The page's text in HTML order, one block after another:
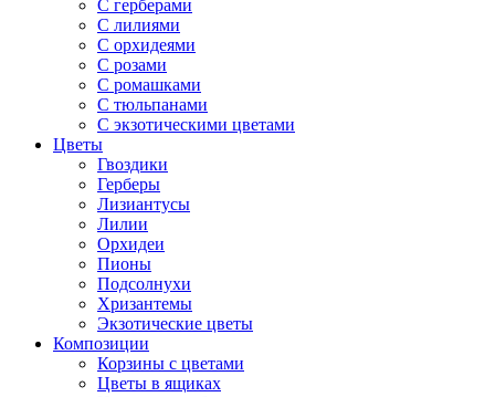
С герберами
С лилиями
С орхидеями
С розами
С ромашками
С тюльпанами
С экзотическими цветами
Цветы
Гвоздики
Герберы
Лизиантусы
Лилии
Орхидеи
Пионы
Подсолнухи
Хризантемы
Экзотические цветы
Композиции
Корзины с цветами
Цветы в ящиках